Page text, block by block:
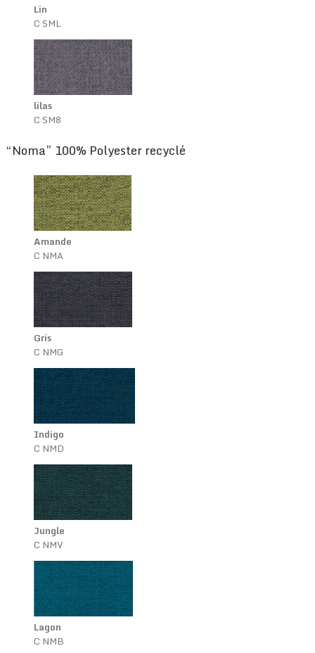
Lin
C SML
lilas
C SM8
“Noma” 100% Polyester recyclé
Amande
C NMA
Gris
C NMG
Indigo
C NMD
Jungle
C NMV
Lagon
C NMB